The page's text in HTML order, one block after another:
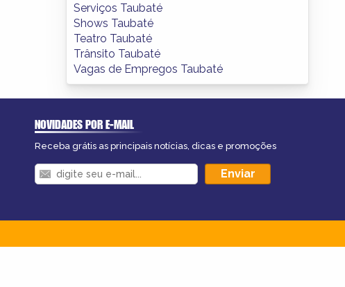
Serviços Taubaté
Shows Taubaté
Teatro Taubaté
Trânsito Taubaté
Vagas de Empregos Taubaté
NOVIDADES POR E-MAIL
Receba grátis as principais notícias, dicas e promoções